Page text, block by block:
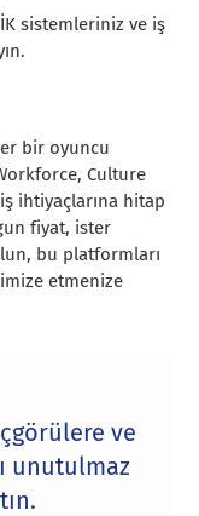
sistemleriniz ve iş
bir oyuncu
Culture
ihtiyaçlarına hitap
fiyat, ister
bu platformları
etmenize
ve
unutulmaz